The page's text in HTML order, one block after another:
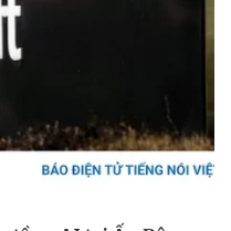
Quân sự - Quốc phòng
Vũ khí